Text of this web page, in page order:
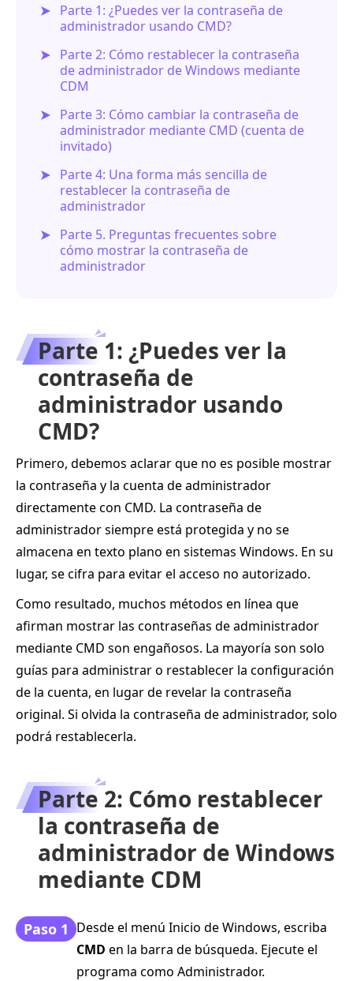
Parte 1: ¿Puedes ver la contraseña de
administrador usando CMD?
Parte 2: Cómo restablecer la contraseña
de administrador de Windows mediante
CDM
Parte 3: Cómo cambiar la contraseña de
administrador mediante CMD (cuenta de
invitado)
Parte 4: Una forma más sencilla de
restablecer la contraseña de
administrador
Parte 5. Preguntas frecuentes sobre
cómo mostrar la contraseña de
administrador
Parte 1: ¿Puedes ver la
contraseña de
administrador usando
CMD?
Primero, debemos aclarar que no es posible mostrar
la contraseña y la cuenta de administrador
directamente con CMD. La contraseña de
administrador siempre está protegida y no se
almacena en texto plano en sistemas Windows. En su
lugar, se cifra para evitar el acceso no autorizado.
Como resultado, muchos métodos en línea que
afirman mostrar las contraseñas de administrador
mediante CMD son engañosos. La mayoría son solo
guías para administrar o restablecer la configuración
de la cuenta, en lugar de revelar la contraseña
original. Si olvida la contraseña de administrador, solo
podrá restablecerla.
Parte 2: Cómo restablecer
la contraseña de
administrador de Windows
mediante CDM
Paso 1 Desde el menú Inicio de Windows, escriba
CMD en la barra de búsqueda. Ejecute el
programa como Administrador.